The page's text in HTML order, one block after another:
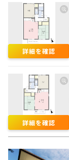
詳細を確認
詳細を確認